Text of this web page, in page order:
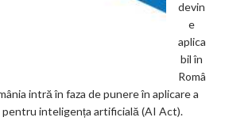
devin
e
aplica
bil în
Româ
intră în faza de punere în aplicare a
pentru inteligența artificială (AI Act).